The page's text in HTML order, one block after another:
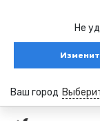
Не
Ваш город